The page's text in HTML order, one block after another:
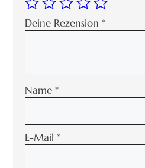
Deine Rezension*
Name*
E-Mail*